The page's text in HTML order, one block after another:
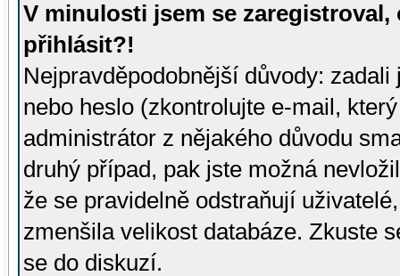
V minulosti jsem se
přihlásit?!
Nejpravděpodobnější důvody:
nebo heslo (zkontrolujte e-mail,
administrátor z nějakého důvodu
druhý případ, pak jste možná
že se pravidelně odstraňují
zmenšila velikost databáze. Zkuste
se do diskuzí.